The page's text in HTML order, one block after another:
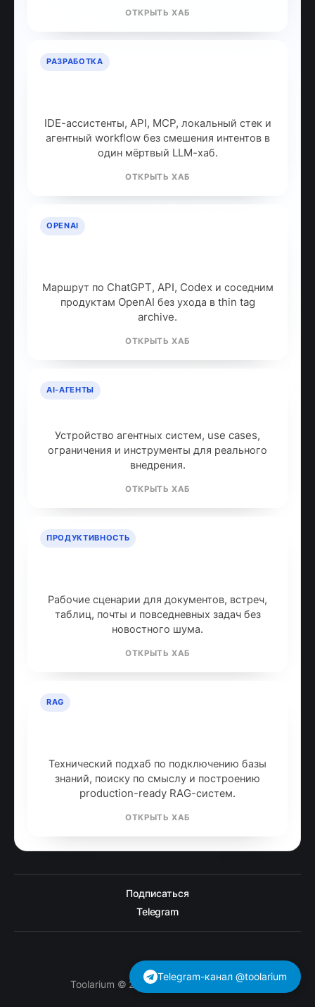
ОТКРЫТЬ ХАБ
РАЗРАБОТКА
IDE-ассистенты, API, MCP, локальный стек и
агентный workflow без смешения интентов в
один мёртвый LLM-хаб.
ОТКРЫТЬ ХАБ
OPENAI
Маршрут по ChatGPT, API, Codex и соседним
продуктам OpenAI без ухода в thin tag
archive.
ОТКРЫТЬ ХАБ
AI-АГЕНТЫ
Устройство агентных систем, use cases,
ограничения и инструменты для реального
внедрения.
ОТКРЫТЬ ХАБ
ПРОДУКТИВНОСТЬ
Рабочие сценарии для документов, встреч,
таблиц, почты и повседневных задач без
новостного шума.
ОТКРЫТЬ ХАБ
RAG
Технический подхаб по подключению базы
знаний, поиску по смыслу и построению
production-ready RAG-систем.
ОТКРЫТЬ ХАБ
Подписаться
Telegram
Toolarium © 2026. Работает наGhost
Telegram-канал @toolarium